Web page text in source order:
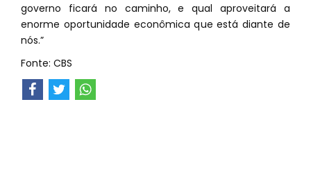
governo ficará no caminho, e qual aproveitará a
enorme oportunidade econômica que está diante de
nós.”
Fonte: CBS